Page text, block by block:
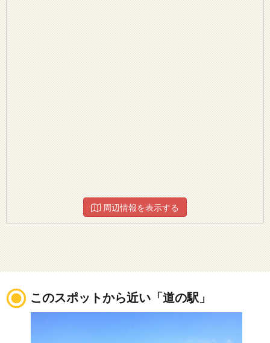
周辺情報を表示する
このスポットから近い「道の駅」